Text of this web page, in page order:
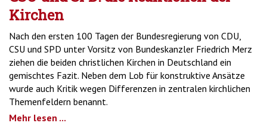
Kirchen
Nach den ersten 100 Tagen der Bundesregierung von CDU,
CSU und SPD unter Vorsitz von Bundeskanzler Friedrich Merz
ziehen die beiden christlichen Kirchen in Deutschland ein
gemischtes Fazit. Neben dem Lob für konstruktive Ansätze
wurde auch Kritik wegen Differenzen in zentralen kirchlichen
Themenfeldern benannt.
Mehr lesen ...